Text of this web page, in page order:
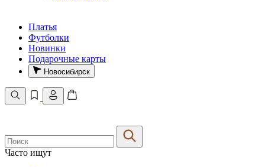
Платья
Футболки
Новинки
Подарочные карты
Новосибирск
Часто ищут